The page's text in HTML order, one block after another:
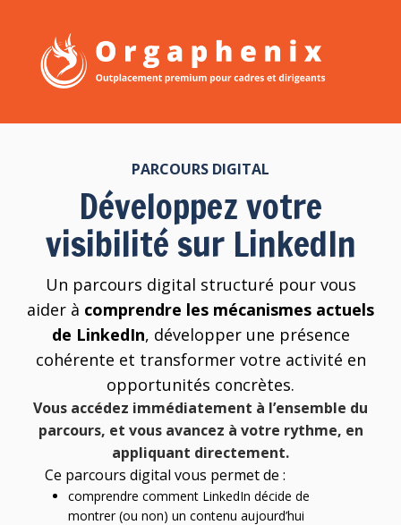
PARCOURS DIGITAL
Développez votre
visibilité sur LinkedIn
Un parcours digital structuré pour vous
aider à comprendre les mécanismes actuels
de LinkedIn, développer une présence
cohérente et transformer votre activité en
opportunités concrètes.
Vous accédez immédiatement à l’ensemble du
parcours, et vous avancez à votre rythme, en
appliquant directement.
Ce parcours digital vous permet de :
comprendre comment LinkedIn décide de
montrer (ou non) un contenu aujourd’hui